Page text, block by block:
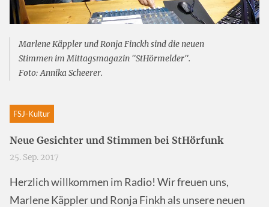
Marlene Käppler und Ronja Finckh sind die neuen
Stimmen im Mittagsmagazin "StHörmelder".
Foto: Annika Scheerer.
FSJ-Kultur
Neue Gesichter und Stimmen bei StHörfunk
25. Sep. 2017
Herzlich willkommen im Radio! Wir freuen uns,
Marlene Käppler und Ronja Finkh als unsere neuen